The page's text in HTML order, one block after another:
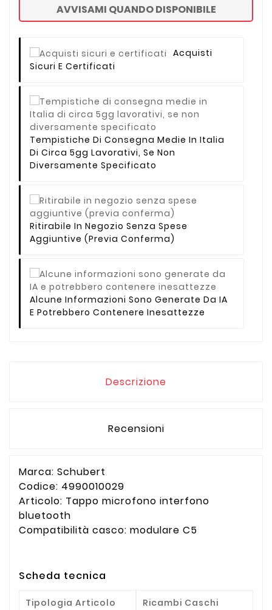
AVVISAMI QUANDO DISPONIBILE
Acquisti
Sicuri E Certificati
Tempistiche Di Consegna Medie In Italia
Di Circa 5gg Lavorativi, Se Non
Diversamente Specificato
Ritirabile In Negozio Senza Spese
Aggiuntive (previa Conferma)
Alcune Informazioni Sono Generate Da IA
E Potrebbero Contenere Inesattezze
Descrizione
Recensioni
Marca: Schubert
Codice: 4990010029
Articolo: Tappo microfono interfono
bluetooth
Compatibilità casco: modulare C5
Scheda tecnica
Tipologia Articolo Ricambi Caschi